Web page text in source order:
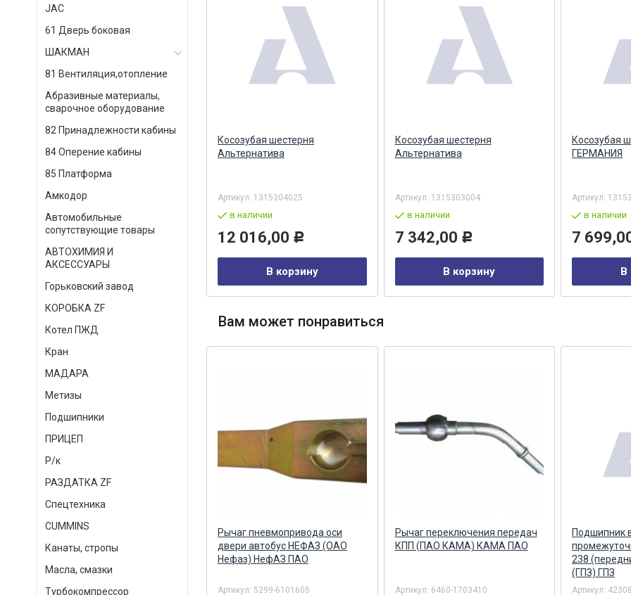
JAC
61 Дверь боковая
ШАКМАН
81 Вентиляция,отопление
Абразивные материалы,
сварочное оборудование
82 Принадлежности кабины
84 Оперение кабины
85 Платформа
Амкодор
Автомобильные
сопутствующие товары
АВТОХИМИЯ И
АКСЕССУАРЫ
Горьковский завод
КОРОБКА ZF
Котел ПЖД
Кран
МАДАРА
Метизы
Подшипники
ПРИЦЕП
Р/к
РАЗДАТКА ZF
Спецтехника
СUMMINS
Канаты, стропы
Масла, смазки
Турбокомпрессор
Шестерня высшей передачи
первичного вала 37 зуб. (ПАО
Артикул:6522-1802045
под заказ
44 891,00 Р
В корзину
Косозубая шестерня
Альтернатива
Артикул: 1315304025
в наличии
12 016,00 Р
В корзину
Косозубая шестерня
Альтернатива
Артикул: 1315303004
в наличии
7 342,00 Р
В корзину
Косозубая
ГЕРМАНИЯ
Артикул:
в наличии
7
В
Вам может понравиться
Вал вторичный КПП Я-236 УРАЛ
/ ПАО А-Дизель ПАО А-Дизель
Артикул:236-1701105-Б
Рычаг пневмопривода оси
двери автобус НЕФАЗ (ОАО
Нефаз) НефАЗ ПАО
Артикул: 5299-6101605
Рычаг переключения передач
КПП (ПАО КАМА) КАМА ПАО
Артикул: 6460-1703410
Подшипник
238
(ГПЗ) ГПЗ
Артикул: